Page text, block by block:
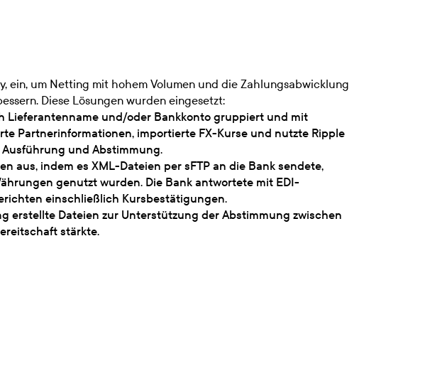
ein, um Netting mit hohem Volumen und die Zahlungsabwicklung
Diese Lösungen wurden eingesetzt:
Lieferantenname und/oder Bankkonto gruppiert und mit
Partnerinformationen, importierte FX-Kurse und nutzte Ripple
und Abstimmung.
aus, indem es XML-Dateien per sFTP an die Bank sendete,
genutzt wurden. Die Bank antwortete mit EDI-
einschließlich Kursbestätigungen.
erstellte Dateien zur Unterstützung der Abstimmung zwischen
stärkte.